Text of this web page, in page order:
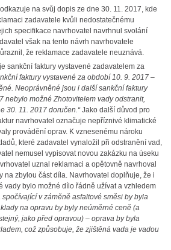
na svůj dopis ze dne 30. 11. 2017, kde
zadavatele kvůli nedostatečnému
specifikace navrhovatel navrhnul svolání
však na tento návrh navrhovatele
že reklamace zadavatele neuznává.
sankční faktury vystavené zadavatelem za
faktury vystavené za období 10. 9. 2017 –
Neoprávněné jsou i další sankční faktury
nebylo možné Zhotovitelem vady odstranit,
30. 11. 2017 doručen.“Jako další důvod pro
navrhovatel označuje nepříznivé klimatické
provádění oprav. K vznesenému nároku
které zadavatel vynaložil při odstranění vad,
nemusel vypisovat novou zakázku na úseku
uznal reklamaci a opětovně navrhoval
na zbylou část díla. Navrhovatel doplňuje, že i
vady bylo možné dílo řádně užívat a vzhledem
v záměně asfaltové směsi by byla
na opravu by byly neúměrné ceně (a
jako před opravou) – oprava by byla
což způsobuje, že zjištěná vada je vadou